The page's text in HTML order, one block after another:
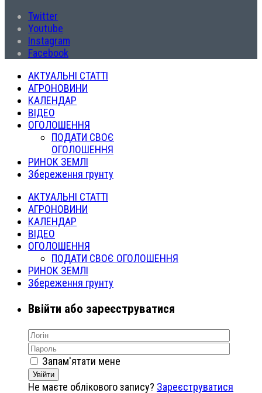
Twitter
Youtube
Instagram
Facebook
АКТУАЛЬНІ СТАТТІ
АГРОНОВИНИ
КАЛЕНДАР
ВІДЕО
ОГОЛОШЕННЯ
ПОДАТИ СВОЄ
ОГОЛОШЕННЯ
РИНОК ЗЕМЛІ
Збереження грунту
АКТУАЛЬНІ СТАТТІ
АГРОНОВИНИ
КАЛЕНДАР
ВІДЕО
ОГОЛОШЕННЯ
ПОДАТИ СВОЄ ОГОЛОШЕННЯ
РИНОК ЗЕМЛІ
Збереження грунту
Ввійти або зареєструватися
Запам'ятати мене
Увійти
Не маєте облікового запису? Зареєструватися